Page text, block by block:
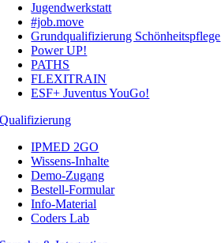
Jugendwerkstatt
#job.move
Grundqualifizierung Schönheitspflege
Power UP!
PATHS
FLEXITRAIN
ESF+ Juventus YouGo!
Qualifizierung
IPMED 2GO
Wissens-Inhalte
Demo-Zugang
Bestell-Formular
Info-Material
Coders Lab